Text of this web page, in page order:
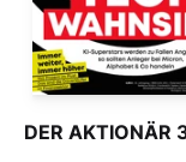
DER AKTIONÄR